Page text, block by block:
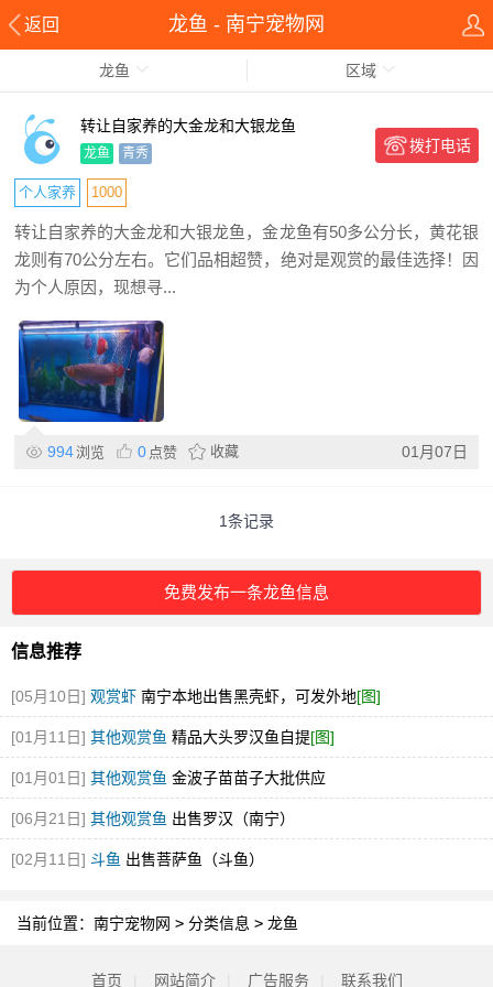
返回 龙鱼 - 南宁宠物网
龙鱼 区域
转让自家养的大金龙和大银龙鱼
龙鱼 青秀 拨打电话
个人家养 1000
转让自家养的大金龙和大银龙鱼，金龙鱼有50多公分长，黄花银
龙则有70公分左右。它们品相超赞，绝对是观赏的最佳选择！因
为个人原因，现想寻...
994浏览 0 点赞 收藏 01月07日
1条记录
免费发布一条龙鱼信息
信息推荐
[05月10日] 观赏虾 南宁本地出售黑壳虾，可发外地[图]
[01月11日] 其他观赏鱼 精品大头罗汉鱼自提[图]
[01月01日] 其他观赏鱼 金波子苗苗子大批供应
[06月21日] 其他观赏鱼 出售罗汉（南宁）
[02月11日] 斗鱼 出售菩萨鱼（斗鱼）
当前位置： 南宁宠物网 > 分类信息 > 龙鱼
首页 网站简介 广告服务 联系我们